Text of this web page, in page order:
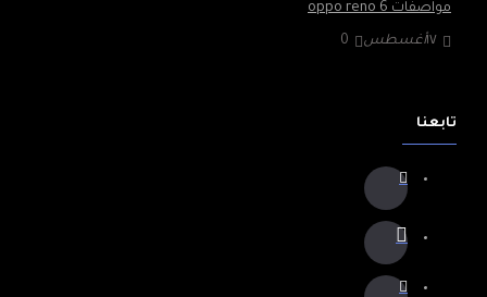
مواصفات oppo reno 6
١٧أغسطس 0
تابعنا